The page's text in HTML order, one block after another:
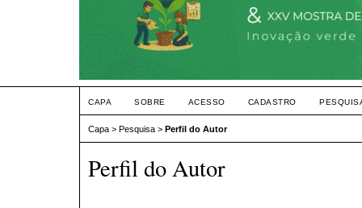
CAPA SOBRE ACESSO CADASTRO
Capa > Pesquisa > Perfil do Autor
Perfil do Autor